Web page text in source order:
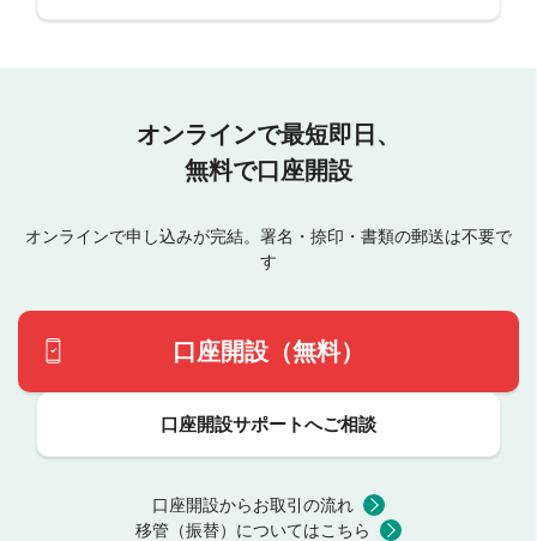
オンラインで最短即日、
無料で口座開設
オンラインで申し込みが完結。署名・捺印・書類の郵送は不要で
す
口座開設（無料）
口座開設サポートへご相談
口座開設からお取引の流れ
移管（振替）についてはこちら